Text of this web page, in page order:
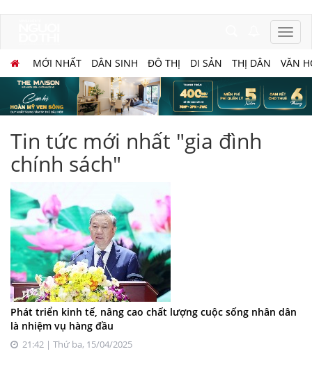
MỚI NHẤT DÂN SINH ĐÔ THỊ DI SẢN THỊ DÂN VĂN
Tin tức mới nhất "gia đình
chính sách"
Phát triển kinh tế, nâng cao chất lượng cuộc sống nhân dân
là nhiệm vụ hàng đầu
21:42 | Thứ ba, 15/04/2025